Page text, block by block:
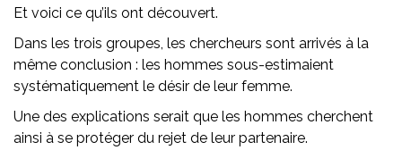
Et voici ce qu’ils ont découvert.
Dans les trois groupes, les chercheurs sont arrivés à la
même conclusion : les hommes sous-estimaient
systématiquement le désir de leur femme.
Une des explications serait que les hommes cherchent
ainsi à se protéger du rejet de leur partenaire.